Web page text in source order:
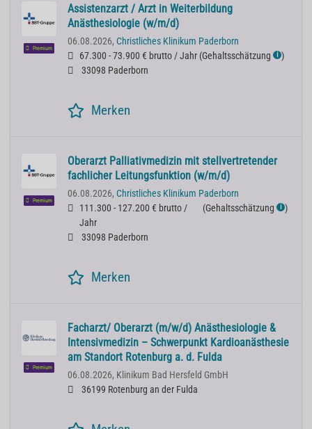
Premium
Assistenzarzt / Arzt in Weiterbildung
Anästhesiologie (w/m/d)
06.08.2026, Christliches Klinikum Paderborn
67.300 - 73.900 € brutto / Jahr (Gehaltsschätzung ℹ )
33098 Paderborn
Merken
Premium
Oberarzt Palliativmedizin mit stellvertretender
fachlicher Leitungsfunktion (w/m/d)
06.08.2026, Christliches Klinikum Paderborn
111.300 - 127.200 € brutto /
Jahr
(Gehaltsschätzung ℹ )
33098 Paderborn
Merken
Premium
Facharzt/ Oberarzt (m/w/d) Anästhesiologie &
Intensivmedizin – Schwerpunkt Kardioanästhesie
am Standort Rotenburg a. d. Fulda
06.08.2026, Klinikum Bad Hersfeld GmbH
36199 Rotenburg an der Fulda